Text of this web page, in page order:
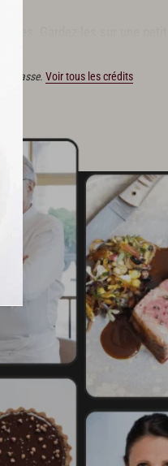
Gardez-les sur une petite
Voir tous les crédits